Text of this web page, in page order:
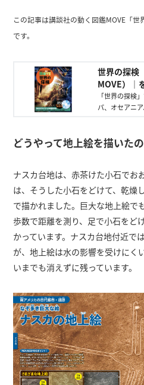
この記事は講談社の動く図鑑MOVE「
です。
世界の探検
MOVE）｜
「世界の探検
パ、オセアニ
どうやって地上絵を描いた
ナスカ台地は、赤茶けた小石でお
は、そうした小石をどけて、乾燥
で描かれました。巨大な地上絵で
歩数で距離を測り、足で小石をど
かっています。ナスカ台地付近で
が、地上絵は水の影響を受けにく
いまでも消えずに残っています。